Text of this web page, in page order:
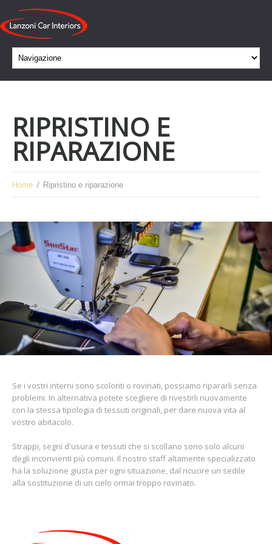
RIPRISTINO E
RIPARAZIONE
Home Ripristino e riparazione
Se i vostri interni sono scoloriti o rovinati, possiamo ripararli senza
problemi. In alternativa potete scegliere di rivestirli nuovamente
con la stessa tipologia di tessuti originali, per dare nuova vita al
vostro abitacolo.
Strappi, segni d'usura e tessuti che si scollano sono solo alcuni
degli inconvienti più comuni. Il nostro staff altamente specializzato
ha la soluzione giusta per ogni situazione, dal ricucire un sedile
alla sostituzione di un cielo ormai troppo rovinato.